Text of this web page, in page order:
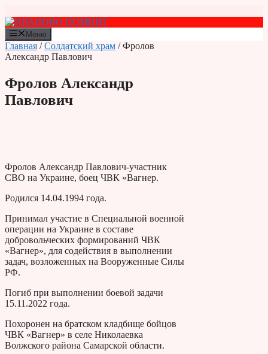
к
содержимому
Меню
Главная /Солдатский храм / Фролов
Александр Павлович
Фролов Александр
Павлович
Фролов Александр Павлович-участник
СВО на Украине, боец ЧВК «Вагнер.
Родился 14.04.1994 года.
Принимал участие в Специальной военной
операции на Украине в составе
добровольческих формирований ЧВК
«Вагнер», для содействия в выполнении
задач, возложенных на Вооруженные Силы
РФ.
Погиб при выполнении боевой задачи
15.11.2022 года.
Похоронен на братском кладбище бойцов
ЧВК «Вагнер» в селе Николаевка
Волжского района Самарской области.